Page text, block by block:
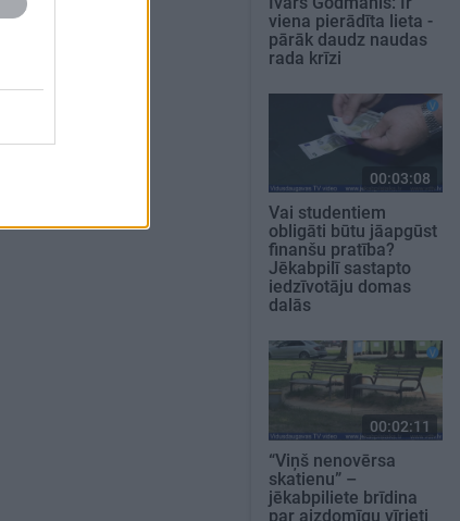
viena pierādīta lieta -
pārāk daudz naudas
rada krīzi
00:03:08
Vai studentiem
obligāti būtu jāapgūst
finanšu pratība?
Jēkabpilī sastapto
iedzīvotāju domas
dalās
00:02:11
“Viņš nenovērsa
skatienu” –
jēkabpiliete brīdina
par aizdomīgu vīrieti